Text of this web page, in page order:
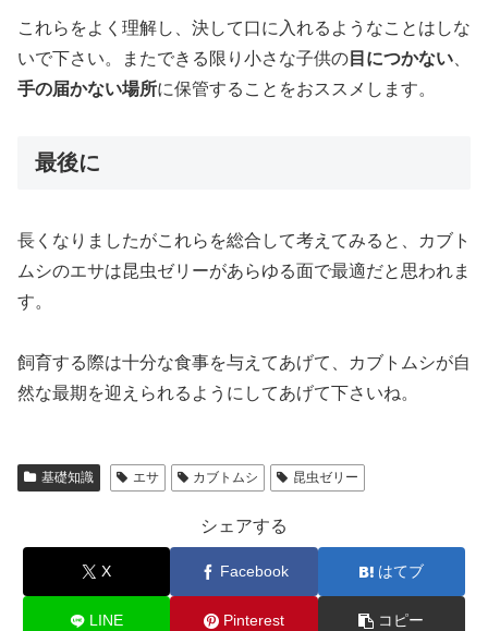
これらをよく理解し、決して口に入れるようなことはしな
いで下さい。またできる限り小さな子供の 目につかない、
手の届かない場所に保管することをおススメします。
最後に
長くなりましたがこれらを総合して考えてみると、カブト
ムシのエサは昆虫ゼリーがあらゆる面で最適だと思われま
す。
飼育する際は十分な食事を与えてあげて、カブトムシが自
然な最期を迎えられるようにしてあげて下さいね。
基礎知識 エサ カブトムシ 昆虫ゼリー
シェアする
X Facebook はてブ
LINE Pinterest コピー